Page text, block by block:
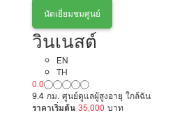
นัดเยี่ยมชมศูนย์
วินเนสต์
EN
TH
0.0
9.4 กม. ศูนย์ดูแลผู้สูงอายุ ใกล้ฉัน
ราคาเริ่มต้น 35,000 บาท